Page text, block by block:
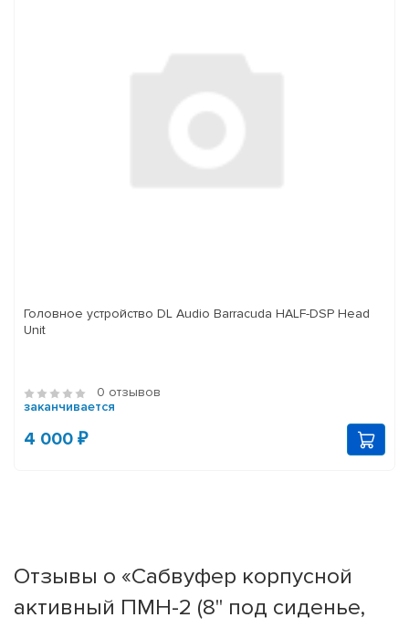
Головное устройство DL Audio Barracuda HALF-DSP Head
Unit
0 отзывов
заканчивается
4 000 ₽
Отзывы о «Сабвуфер корпусной
активный ПМН-2 (8'' под сиденье,